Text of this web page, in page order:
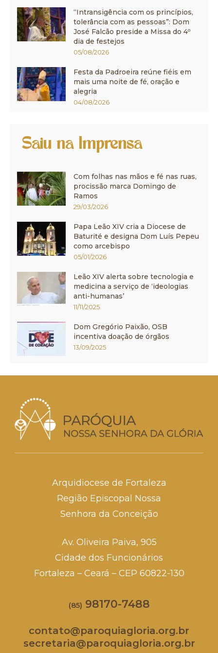
“Intransigência com os princípios,
tolerância com as pessoas”: Dom
José Falcão preside a Missa do 4º
dia de festejos
05/08/2026
Festa da Padroeira reúne fiéis em
mais uma noite de fé, oração e
alegria
04/08/2026
Saiu na Imprensa
Com folhas nas mãos e fé nas ruas,
procissão marca Domingo de
Ramos
29/03/2026
Papa Leão XIV cria a Diocese de
Baturité e designa Dom Luís Pepeu
como arcebispo
05/01/2026
Leão XIV alerta sobre tecnologia e
medicina a serviço de ‘ideologias
anti-humanas’
11/11/2025
Dom Gregório Paixão, OSB
incentiva doação de órgãos
13/09/2025
Arquidiocese de Fortaleza
Região Episcopal Nossa
Senhora da Conceição
Av. Oliveira Paiva, 905
Cidade dos Funcionários
Fortaleza – Ceará – CEP 60822-130
(85) 98170-7488
contato@paroquiagloria.org.br
secretaria@paroquiagloria.org.br